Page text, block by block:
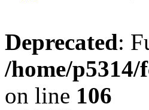
Deprecated:
/home/
on line 106